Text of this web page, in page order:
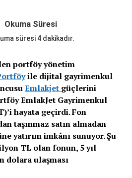
Okuma Süresi
süresi4 dakikadır.
portföy yönetim
ile dijital gayrimenkul
Emlakjet güçlerini
EmlakJet Gayrimenkul
hayata geçirdi. Fon
taşınmaz satın almadan
yatırım imkânı sunuyor. Şu
TL olan fonun, 5 yıl
dolara ulaşması